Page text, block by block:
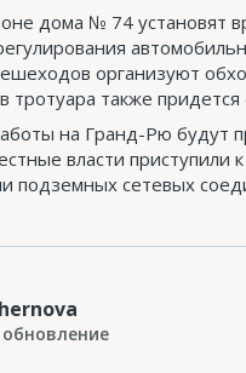
дома № 74 установят
организуют
тротуара также
на Гранд-Рю будут
власти приступили
подземных сетевых